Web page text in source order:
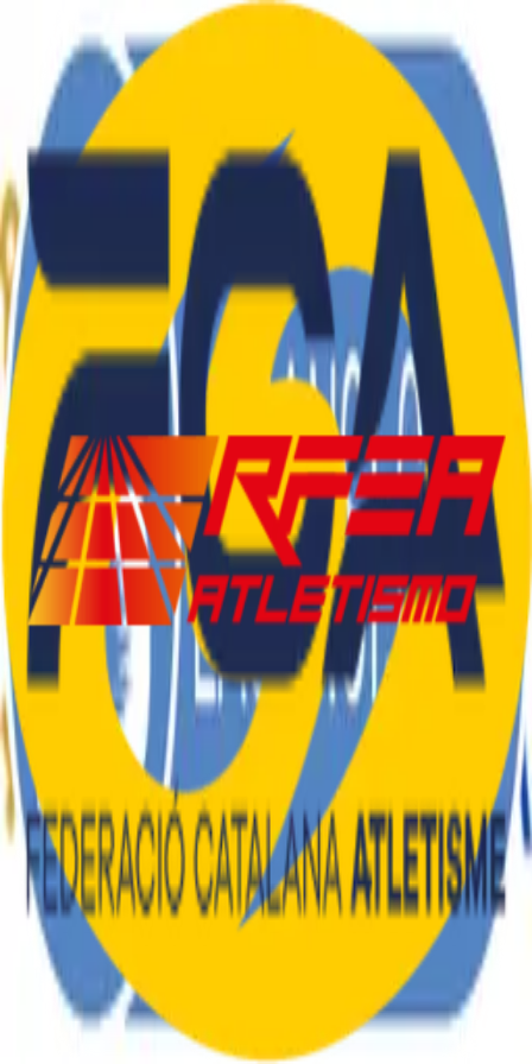
El Club AtletesBlog
ES
El ClubAtletesBlogTarifes RobaContacte
CA
SEDENTARIS
Col·laboradors i Patrocinadors
©2026Club d'Atletisme Sedentaris.Cat —
Tots els drets
reservats
Castelldefels, Barcelona
info@sedentaris.cat